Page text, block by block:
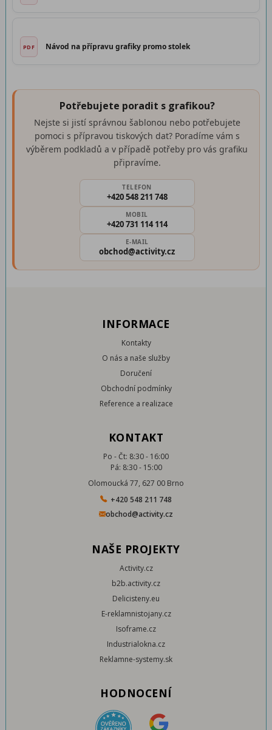
Návod na přípravu grafiky promo stolek
Potřebujete poradit s grafikou?
Nejste si jistí správnou šablonou nebo potřebujete
pomoci s přípravou tiskových dat? Poradíme vám s
výběrem podkladů a v případě potřeby pro vás grafiku
připravíme.
TELEFON
+420 548 211 748
MOBIL
+420 731 114 114
E-MAIL
obchod@activity.cz
INFORMACE
Kontakty
O nás a naše služby
Doručení
Obchodní podmínky
Reference a realizace
KONTAKT
Po - Čt: 8:30 - 16:00
Pá: 8:30 - 15:00
Olomoucká 77, 627 00 Brno
+420 548 211 748
obchod@activity.cz
NAŠE PROJEKTY
Activity.cz
b2b.activity.cz
Delicisteny.eu
E-reklamnistojany.cz
Isoframe.cz
Industrialokna.cz
Reklamne-systemy.sk
HODNOCENÍ